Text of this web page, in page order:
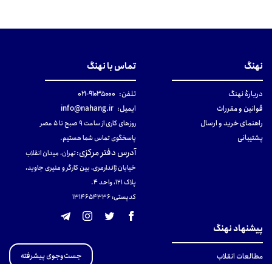
نهنگ
دربارهٔ نهنگ
قوانین و مقررات
راهنمای خرید و ارسال
پشتیبانی
تماس با نهنگ
تلفن: ۹۱۰۳۵۰۰۰-۰۲۱
ایمیل: info@nahang.ir
روزهای کاری از ساعت ۹ صبح تا ۵ عصر
پاسخگوی تماس شما هستیم.
آدرس دفتر مرکزی:تهران، میدان انقلاب
خیابان ژاندارمری، بین کارگر و منیری جاوید،
پلاک 121، واحد ۴.
کدپستی: 131465433۶
پیشنهاد نهنگ
مطالعات انقلاب
جست‌وجوی پیشرفته